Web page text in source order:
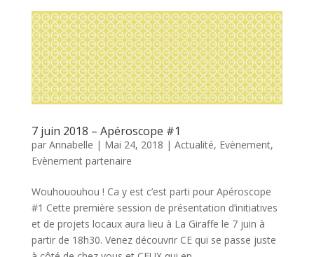
7 juin 2018 – Apéroscope #1
par Annabelle | Mai 24, 2018 | Actualité, Evènement,
Evènement partenaire
Wouhououhou ! Ca y est c’est parti pour Apéroscope
#1 Cette première session de présentation d’initiatives
et de projets locaux aura lieu à La Giraffe le 7 juin à
partir de 18h30. Venez découvrir CE qui se passe juste